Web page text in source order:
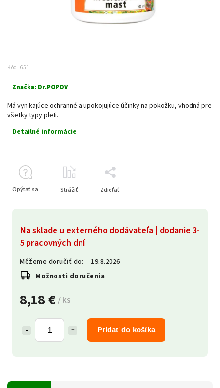
Kód: 651
Značka: Dr.POPOV
8,18 € / ks
Pridať do košíka
Na sklade u externého dodávateľa | dodanie 3-
5 pracovných dní
Môžeme doručiť do:
19.8.2026
Možnosti doručenia
Má vynikajúce ochranné a upokojujúce účinky na pokožku, vhodná pre
všetky typy pleti.
Detailné informácie
Opýtať sa Strážiť Zdieľať